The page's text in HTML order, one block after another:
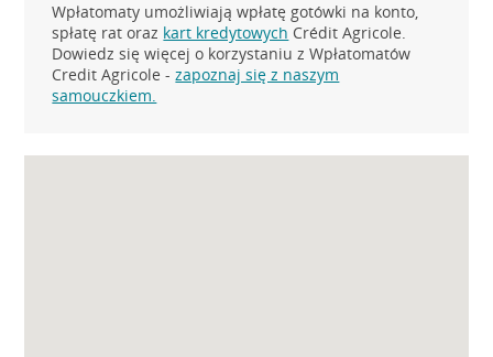
Wpłatomaty umożliwiają wpłatę gotówki na konto,
spłatę rat oraz kart kredytowych Crédit Agricole.
Dowiedz się więcej o korzystaniu z Wpłatomatów
Credit Agricole -zapoznaj się z naszym
samouczkiem.